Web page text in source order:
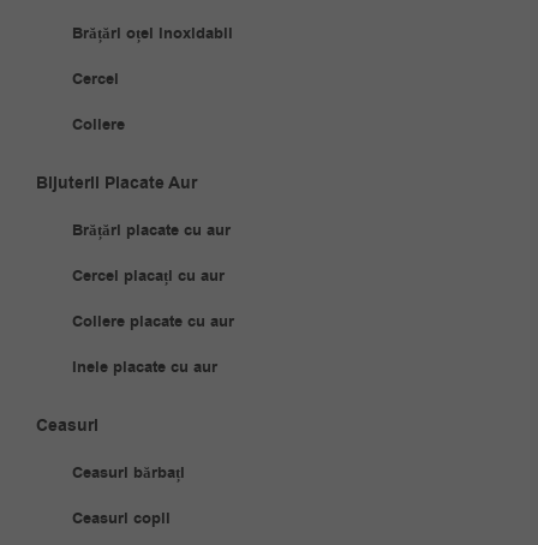
Brățări oțel inoxidabil
Cercei
Coliere
Bijuterii Placate Aur
Brățări placate cu aur
Cercei placați cu aur
Coliere placate cu aur
Inele placate cu aur
Ceasuri
Ceasuri bărbați
Ceasuri copii